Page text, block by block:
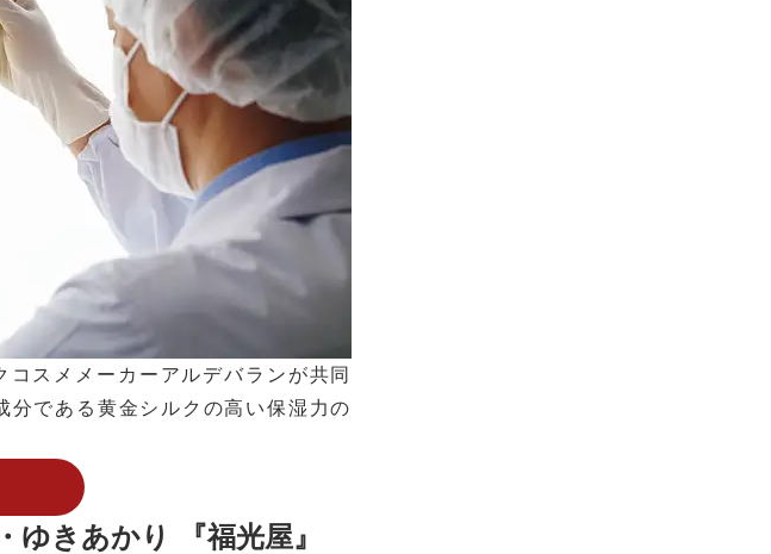
スメメーカーアルデバランが共同
分である黄金シルクの高い保湿力の
ゆきあかり 『福光屋』